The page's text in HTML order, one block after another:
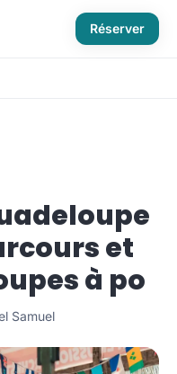
Réserver
et
à po
Samuel